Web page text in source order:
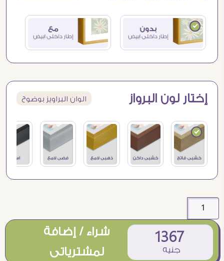
إختار لون البرواز الوان البراويز بوضوح
1367
جنيه
شراء / إضافة
لمشترياتى